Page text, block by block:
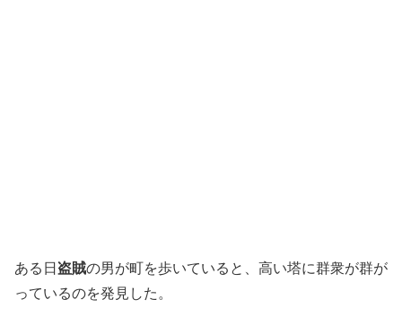
ある日 盗賊の男が町を歩いていると、高い塔に群衆が群が
っているのを発見した。